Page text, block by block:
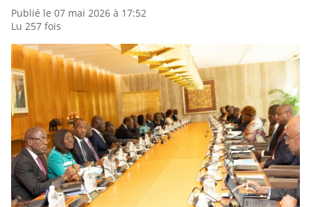
Publié le 07 mai 2026 à 17:52
Lu 257 fois